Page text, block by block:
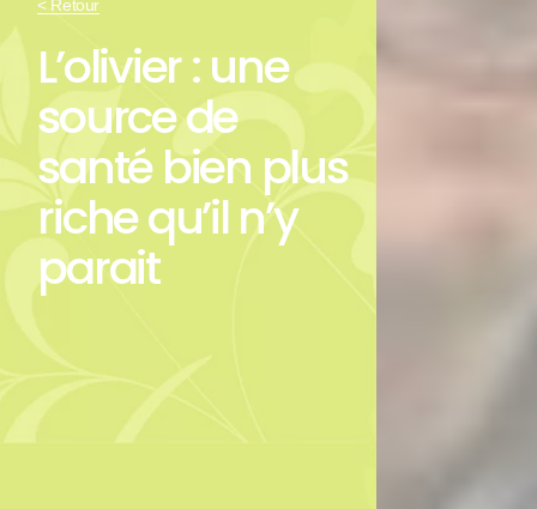
< Retour
L’olivier : une
source de
santé bien plus
riche qu’il n’y
parait